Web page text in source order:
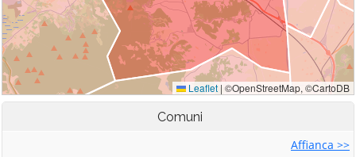
Comuni
Affianca >>